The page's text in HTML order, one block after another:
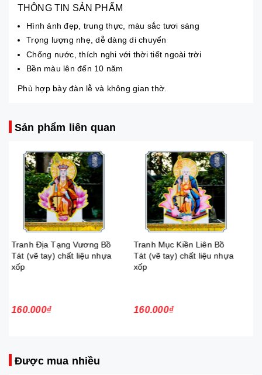
THÔNG TIN SẢN PHẨM
Hình ảnh đẹp, trung thực, màu sắc tươi sáng
Trọng lượng nhẹ, dễ dàng di chuyển
Chống nước, thích nghi với thời tiết ngoài trời
Bền màu lên đến 10 năm
Phù hợp bày đàn lễ và không gian thờ.
Sản phẩm liên quan
Tranh Mục Kiền Liên Bồ
Tát (vẽ tay) chất liệu nhựa
xốp
160.000₫
Tranh Đức Phật A Di Đà
(vẽ tay) chất liệu nhựa xốp
160.000₫
Được mua nhiều